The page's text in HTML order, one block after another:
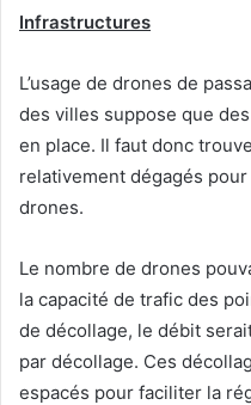
Infrastructures
L’usage de drones de
des villes suppose que
en place. Il faut donc
relativement dégagés
drones.
Le nombre de drones
la capacité de trafic des
de décollage, le débit
par décollage. Ces
espacés pour faciliter la